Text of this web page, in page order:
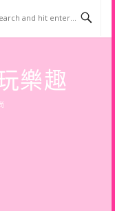
樂趣